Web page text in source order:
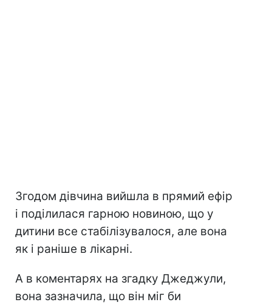
Згодом дівчина вийшла в прямий ефір
і поділилася гарною новиною, що у
дитини все стабілізувалося, але вона
як і раніше в лікарні.
А в коментарях на згадку Джеджули,
вона зазначила, що він міг би